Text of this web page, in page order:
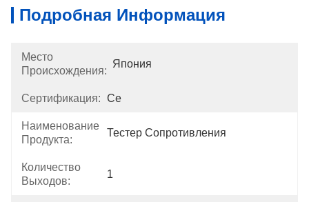
Подробная Информация
Место
Происхождения:
Япония
Сертификация: Ce
Наименование
Продукта:
Тестер Сопротивления
Количество
Выходов:
1